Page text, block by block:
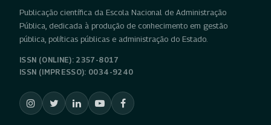
Publicação científica da Escola Nacional de Administração
Pública, dedicada à produção de conhecimento em gestão
pública, políticas públicas e administração do Estado.
ISSN (ONLINE): 2357-8017
ISSN (IMPRESSO): 0034-9240